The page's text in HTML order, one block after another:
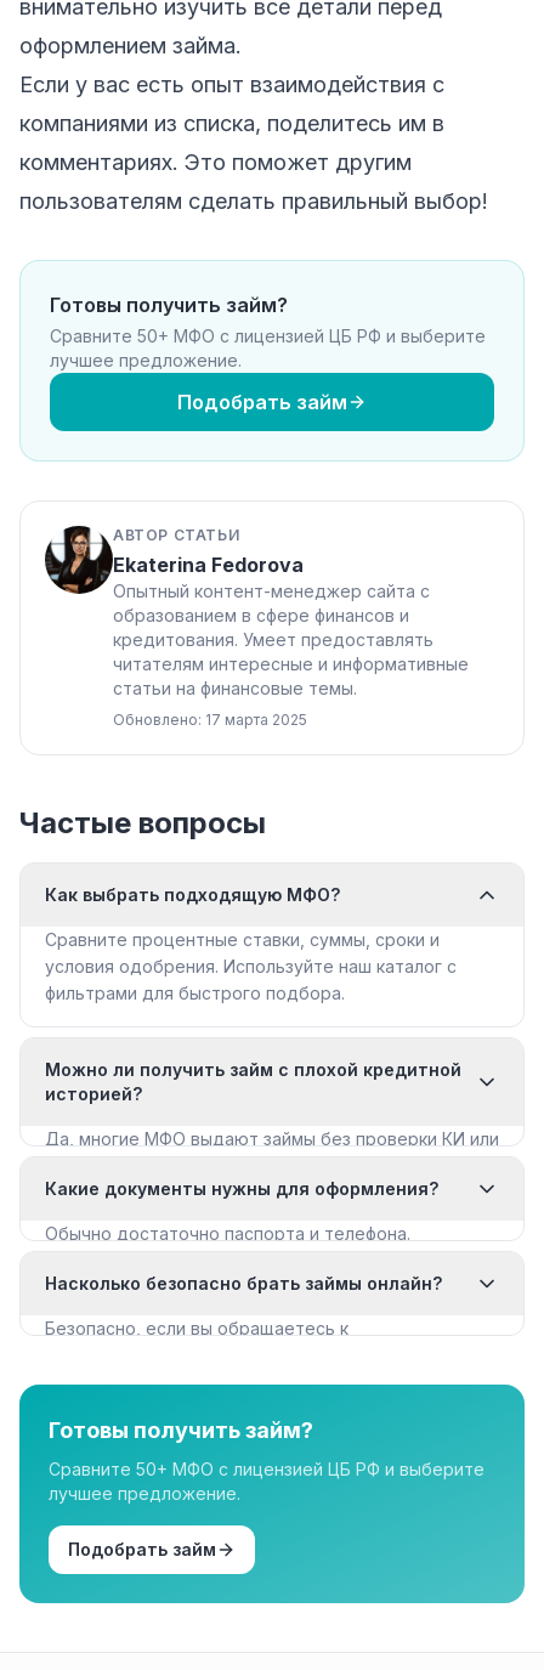
внимательно изучить все детали перед
оформлением займа.
Если у вас есть опыт взаимодействия с
компаниями из списка, поделитесь им в
комментариях. Это поможет другим
пользователям сделать правильный выбор!
Готовы получить займ?
Сравните 50+ МФО с лицензией ЦБ РФ и выберите
лучшее предложение.
Подобрать займ
АВТОР СТАТЬИ
Ekaterina Fedorova
Опытный контент-менеджер сайта с
образованием в сфере финансов и
кредитования. Умеет предоставлять
читателям интересные и информативные
статьи на финансовые темы.
Обновлено: 17 марта 2025
Частые вопросы
Как выбрать подходящую МФО?
Сравните процентные ставки, суммы, сроки и
условия одобрения. Используйте наш каталог с
фильтрами для быстрого подбора.
Можно ли получить займ с плохой кредитной
историей?
Да, многие МФО выдают займы без проверки КИ или
с плохой КИ».
Какие документы нужны для оформления?
Обычно достаточно паспорта и телефона.
документы для крупных сумм.
Насколько безопасно брать займы онлайн?
Безопасно, если вы обращаетесь к
организации в нашем каталоге имеют лицензию.
Готовы получить займ?
Сравните 50+ МФО с лицензией ЦБ РФ и выберите
лучшее предложение.
Подобрать займ